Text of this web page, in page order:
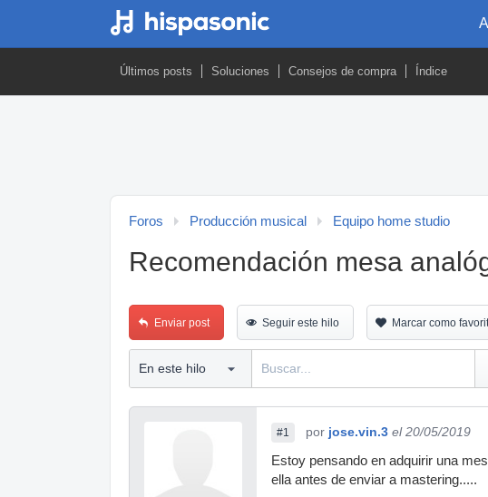
Últimos posts Soluciones Consejos de compra Índice
Foros Producción musical Equipo home studio
Recomendación mesa
Enviar post Seguir este hilo Marcar como
#1 por jose.vin.3 el 20/05/2019
Estoy pensando en adquirir una
ella antes de enviar a mastering.....